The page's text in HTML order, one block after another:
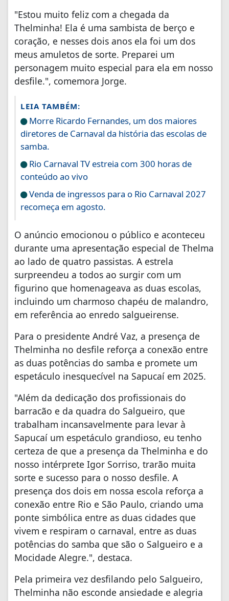
"Estou muito feliz com a chegada da
Thelminha! Ela é uma sambista de berço e
coração, e nesses dois anos ela foi um dos
meus amuletos de sorte. Preparei um
personagem muito especial para ela em nosso
desfile.", comemora Jorge.
LEIA TAMBÉM:
Morre Ricardo Fernandes, um dos maiores
diretores de Carnaval da história das escolas de
samba.
Rio Carnaval TV estreia com 300 horas de
conteúdo ao vivo
Venda de ingressos para o Rio Carnaval 2027
recomeça em agosto.
O anúncio emocionou o público e aconteceu
durante uma apresentação especial de Thelma
ao lado de quatro passistas. A estrela
surpreendeu a todos ao surgir com um
figurino que homenageava as duas escolas,
incluindo um charmoso chapéu de malandro,
em referência ao enredo salgueirense.
Para o presidente André Vaz, a presença de
Thelminha no desfile reforça a conexão entre
as duas potências do samba e promete um
espetáculo inesquecível na Sapucaí em 2025.
"Além da dedicação dos profissionais do
barracão e da quadra do Salgueiro, que
trabalham incansavelmente para levar à
Sapucaí um espetáculo grandioso, eu tenho
certeza de que a presença da Thelminha e do
nosso intérprete Igor Sorriso, trarão muita
sorte e sucesso para o nosso desfile. A
presença dos dois em nossa escola reforça a
conexão entre Rio e São Paulo, criando uma
ponte simbólica entre as duas cidades que
vivem e respiram o carnaval, entre as duas
potências do samba que são o Salgueiro e a
Mocidade Alegre.", destaca.
Pela primeira vez desfilando pelo Salgueiro,
Thelminha não esconde ansiedade e alegria